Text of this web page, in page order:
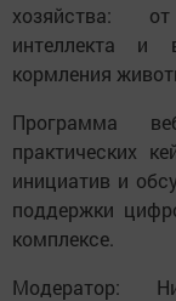
хозяйства:
интеллекта и
кормления
Программа
практических
инициатив и
поддержки
комплексе.
Модератор: